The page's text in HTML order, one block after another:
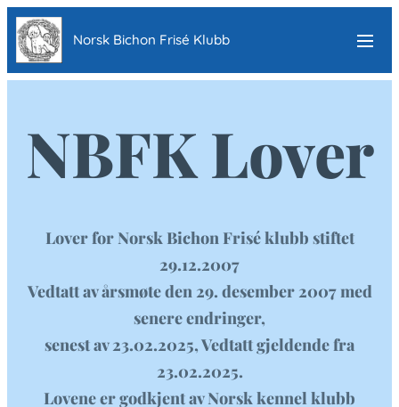
Norsk Bichon Frisé Klubb
NBFK Lover
Lover for Norsk Bichon Frisé klubb stiftet
29.12.2007
Vedtatt av årsmøte den 29. desember 2007 med
senere endringer,
senest av 23.02.2025, Vedtatt gjeldende fra
23.02.2025.
Lovene er godkjent av Norsk kennel klubb